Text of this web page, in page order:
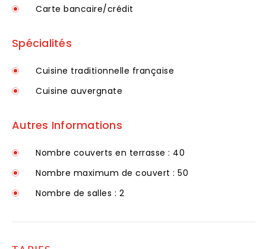
Carte bancaire/crédit
Spécialités
Cuisine traditionnelle française
Cuisine auvergnate
Autres Informations
Nombre couverts en terrasse : 40
Nombre maximum de couvert : 50
Nombre de salles : 2